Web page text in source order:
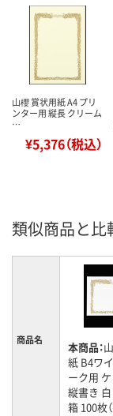
山櫻 賞状用紙 A4 プリ
ンター用 縦長 クリーム
…
¥5,376（税込）
類似商品と比
商品名 本商品：
紙 B4ワ
ーク用
縦書き
箱 100枚